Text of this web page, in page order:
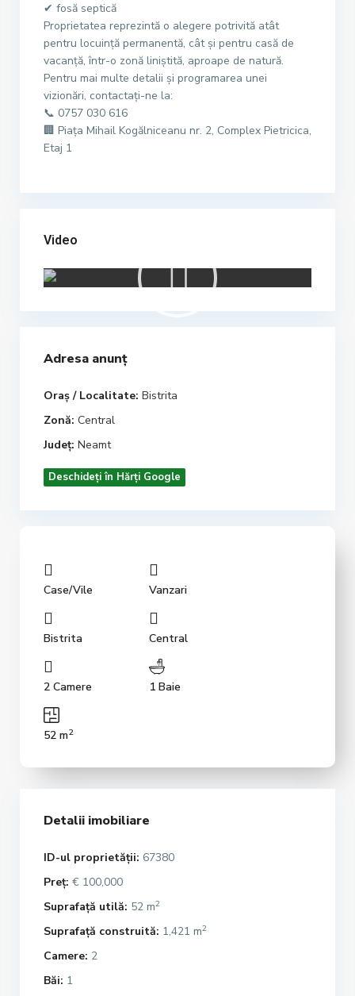
✔ fosă septică
Proprietatea reprezintă o alegere potrivită atât
pentru locuință permanentă, cât și pentru casă de
vacanță, într-o zonă liniștită, aproape de natură.
Pentru mai multe detalii și programarea unei
vizionări, contactați-ne la:
📞 0757 030 616
🏢 Piața Mihail Kogălniceanu nr. 2, Complex Pietricica,
Etaj 1
Video
Adresa anunț
Oraș / Localitate: Bistrita
Zonă: Central
Județ: Neamt
Deschideți în Hărți Google
Case/Vile Vanzari
Bistrita Central
2 Camere 1 Baie
52 m2
Detalii imobiliare
ID-ul proprietății: 67380
Preț: € 100,000
Suprafață utilă: 52 m2
Suprafață construită: 1,421 m2
Camere: 2
Băi: 1